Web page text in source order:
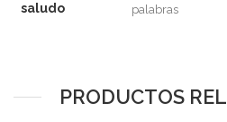
saludo
palabras
PRODUCTOS